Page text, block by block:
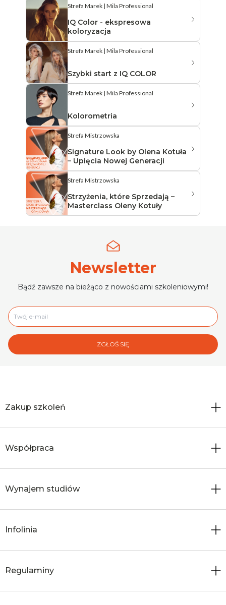
Strefa Marek | Mila Professional
IQ Color - ekspresowa
koloryzacja
Strefa Marek | Mila Professional
Szybki start z IQ COLOR
Strefa Marek | Mila Professional
Kolorometria
Strefa Mistrzowska
Signature Look by Olena Kotuła
– Upięcia Nowej Generacji
Strefa Mistrzowska
Strzyżenia, które Sprzedają –
Masterclass Oleny Kotuły
Newsletter
Bądź zawsze na bieżąco z nowościami szkoleniowymi!
ZGŁOŚ SIĘ
Zakup szkoleń
Współpraca
Wynajem studiów
Infolinia
Regulaminy